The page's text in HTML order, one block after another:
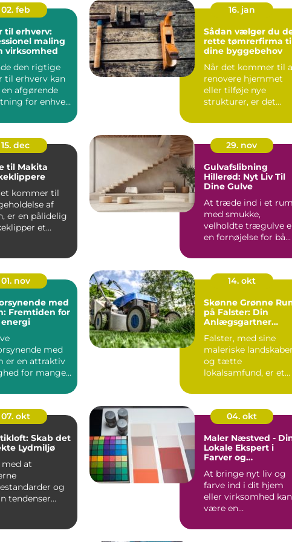
02. feb
til erhverv:
maling
virksomhed
den rigtige
til erhverv kan
afgørende
for enhver
16. jan
Sådan vælger du
rette tømrerfirma
dine byggebehov
Når det kommer til
renovere hjemmet
eller tilføje nye
strukturer, er det
15. dec
til Makita
kommer til
af
er en pålidelig
et
29. nov
Gulvafslibning
Hillerød: Nyt Liv Til
Dine Gulve
At træde ind i et rum
med smukke,
velholdte trægulve
en fornøjelse for bå...
01. nov
med
Fremtiden for
med
er en attraktiv
for mange,
14. okt
Skønne Grønne
på Falster: Din
Anlægsgartner
Falster, med sine
maleriske landskaber
og tætte
lokalsamfund, er et
ik...
07. okt
Skab det
Lydmiljø
at
og
tendenser
04. okt
Maler Næstved -
Lokale Ekspert i
Farver og
At bringe nyt liv og
farve ind i dit hjem
eller virksomhed kan
være en
handli...